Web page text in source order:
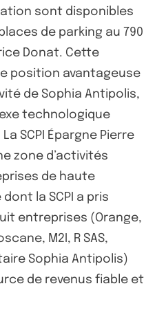
sont disponibles
de parking au 790
Donat. Cette
position avantageuse
de Sophia Antipolis,
technologique
SCPI Épargne Pierre
zone d’activités
de haute
la SCPI a pris
entreprises (Orange,
M2I, R SAS,
Sophia Antipolis)
de revenus fiable et